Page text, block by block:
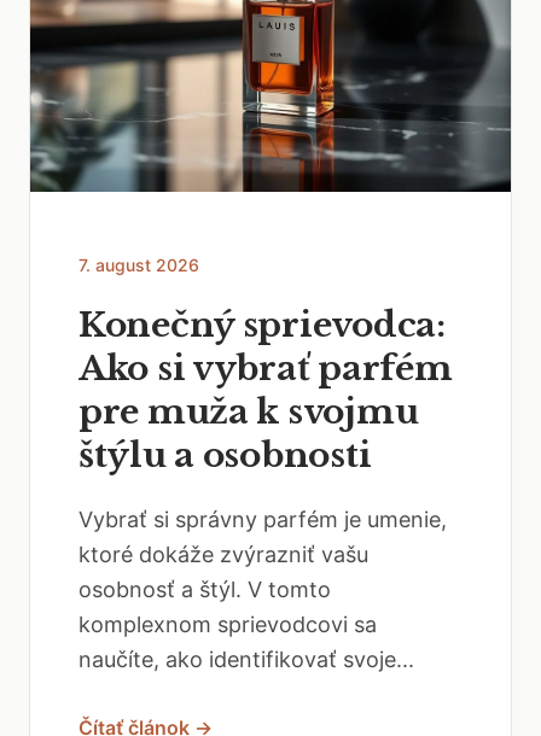
7. august 2026
Konečný sprievodca:
Ako si vybrať parfém
pre muža k svojmu
štýlu a osobnosti
Vybrať si správny parfém je umenie,
ktoré dokáže zvýrazniť vašu
osobnosť a štýl. V tomto
komplexnom sprievodcovi sa
naučíte, ako identifikovať svoje...
Čítať článok →